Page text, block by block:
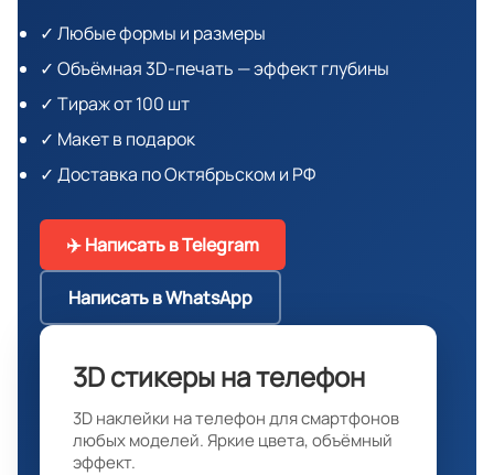
✓ Любые формы и размеры
✓ Объёмная 3D-печать — эффект глубины
✓ Тираж от 100 шт
✓ Макет в подарок
✓ Доставка по Октябрьском и РФ
✈️ Написать в Telegram
Написать в WhatsApp
3D стикеры на телефон
3D наклейки на телефон для смартфонов
любых моделей. Яркие цвета, объёмный
эффект.